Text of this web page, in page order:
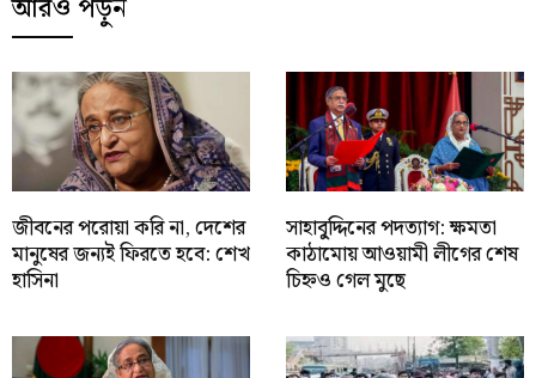
আরও পড়ুন
জীবনের পরোয়া করি না, দেশের
মানুষের জন্যই ফিরতে হবে: শেখ
হাসিনা
সাহাবু্দ্দিনের পদত্যাগ: ক্ষমতা
কাঠামোয় আওয়ামী লীগের শেষ
চিহ্নও গেল মুছে